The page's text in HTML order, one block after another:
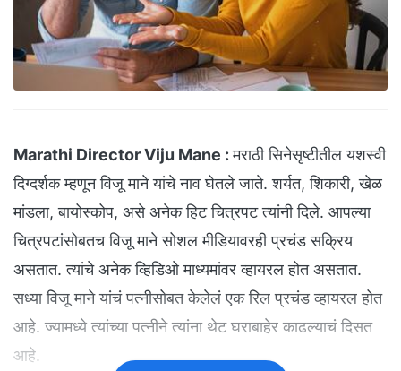
Marathi Director Viju Mane :मराठी सिनेसृष्टीतील यशस्वी
दिग्दर्शक म्हणून विजू माने यांचे नाव घेतले जाते. शर्यत, शिकारी, खेळ
मांडला, बायोस्कोप, असे अनेक हिट चित्रपट त्यांनी दिले. आपल्या
चित्रपटांसोबतच विजू माने सोशल मीडियावरही प्रचंड सक्रिय
असतात. त्यांचे अनेक व्हिडिओ माध्यमांवर व्हायरल होत असतात.
सध्या विजू माने यांचं पत्नीसोबत केलेलं एक रिल प्रचंड व्हायरल होत
आहे. ज्यामध्ये त्यांच्या पत्नीने त्यांना थेट घराबाहेर काढल्याचं दिसत
आहे.